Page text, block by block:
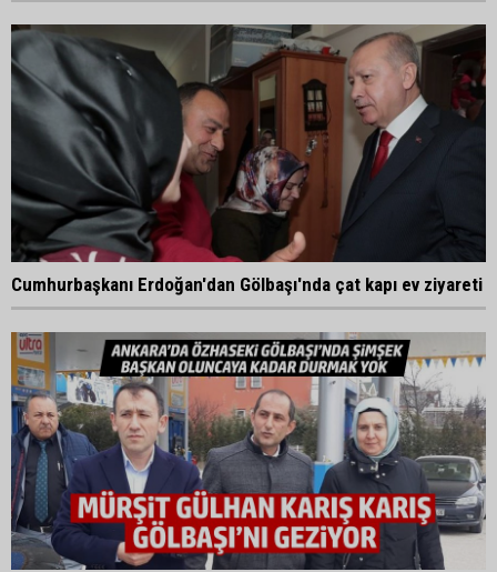
Cumhurbaşkanı Erdoğan'dan Gölbaşı'nda çat kapı ev ziyareti